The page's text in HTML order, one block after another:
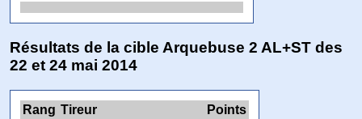
Résultats de la cible Arquebuse 2 AL+ST des
22 et 24 mai 2014
Rang Tireur Points